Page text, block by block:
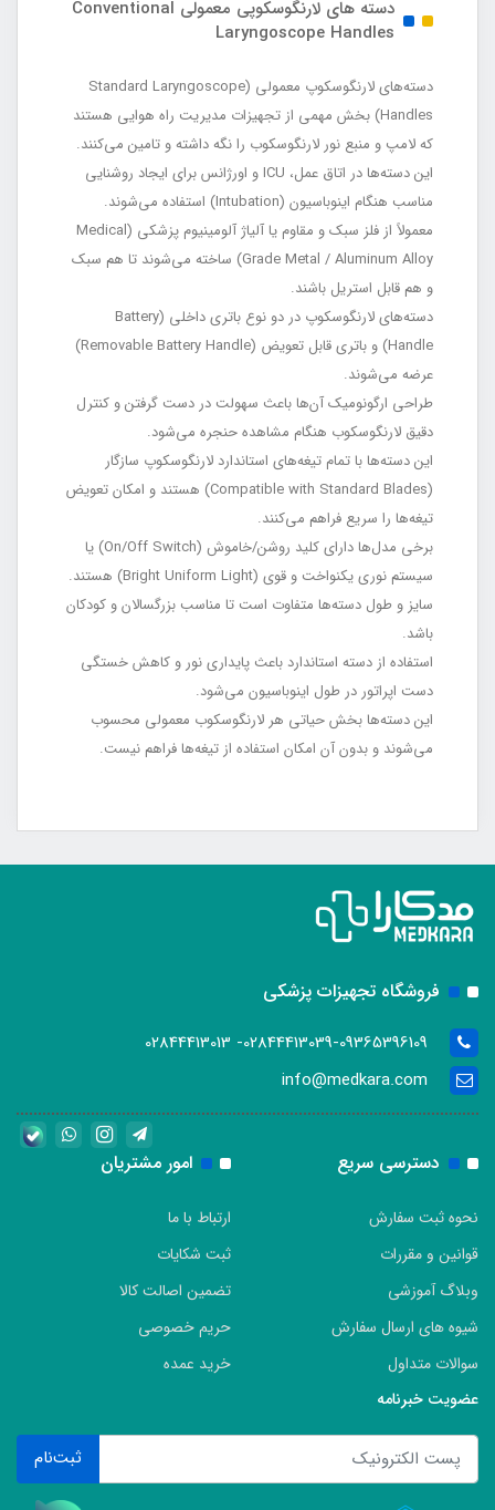
دسته های لارنگوسکوپی معمولی Conventional
Laryngoscope Handles
دسته‌های لارنگوسکوپ معمولی (Standard Laryngoscope
Handles) بخش مهمی از تجهیزات مدیریت راه هوایی هستند
که لامپ و منبع نور لارنگوسکوب را نگه داشته و تامین می‌کنند.
این دسته‌ها در اتاق عمل، ICU و اورژانس برای ایجاد روشنایی
مناسب هنگام اینوباسیون (Intubation) استفاده می‌شوند.
معمولاً از فلز سبک و مقاوم یا آلیاژ آلومینیوم پزشکی (Medical
Grade Metal / Aluminum Alloy) ساخته می‌شوند تا هم سبک
و هم قابل استریل باشند.
دسته‌های لارنگوسکوپ در دو نوع باتری داخلی (Battery
Handle) و باتری قابل تعویض (Removable Battery Handle)
عرضه می‌شوند.
طراحی ارگونومیک آن‌ها باعث سهولت در دست گرفتن و کنترل
دقیق لارنگوسکوب هنگام مشاهده حنجره می‌شود.
این دسته‌ها با تمام تیغه‌های استاندارد لارنگوسکوپ سازگار
(Compatible with Standard Blades) هستند و امکان تعویض
تیغه‌ها را سریع فراهم می‌کنند.
برخی مدل‌ها دارای کلید روشن/خاموش (On/Off Switch) یا
سیستم نوری یکنواخت و قوی (Bright Uniform Light) هستند.
سایز و طول دسته‌ها متفاوت است تا مناسب بزرگسالان و کودکان
باشد.
استفاده از دسته استاندارد باعث پایداری نور و کاهش خستگی
دست اپراتور در طول اینوباسیون می‌شود.
این دسته‌ها بخش حیاتی هر لارنگوسکوب معمولی محسوب
می‌شوند و بدون آن امکان استفاده از تیغه‌ها فراهم نیست.
فروشگاه تجهیزات پزشکی
02844413039-09365396109- 02844413013
info@medkara.com
دسترسی سریع
نحوه ثبت سفارش
قوانین و مقررات
وبلاگ آموزشی
شیوه های ارسال سفارش
سوالات متداول
امور مشتریان
ارتباط با ما
ثبت شکایات
تضمین اصالت کالا
حریم خصوصی
خرید عمده
عضویت خبرنامه
ثبت‌نام